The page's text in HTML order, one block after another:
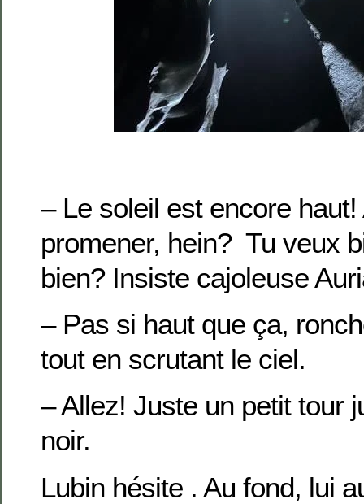
– Le soleil est encore
promener, hein? Tu veux
bien? Insiste cajoleuse
– Pas si haut que ça,
tout en scrutant le ciel.
– Allez! Juste un petit tour
noir.
Lubin hésite . Au fond, lui